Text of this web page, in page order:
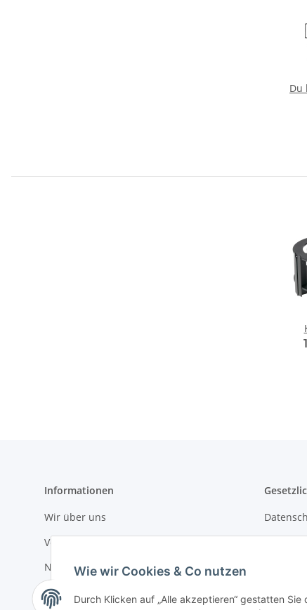
Du
Informationen
Wir über uns
Versandinformationen
NewsletterWie wir Cookies & Co nutzen
Durch Klicken auf „Alle akzeptieren“ gestatten